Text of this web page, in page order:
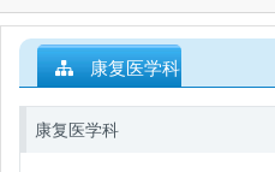
康复医学科
康复医学科